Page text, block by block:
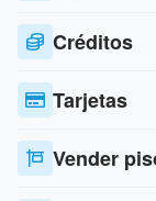
Créditos
Tarjetas
Vender